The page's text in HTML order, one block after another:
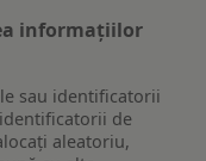
informațiilor
sau identificatorii
de
aleatoriu,